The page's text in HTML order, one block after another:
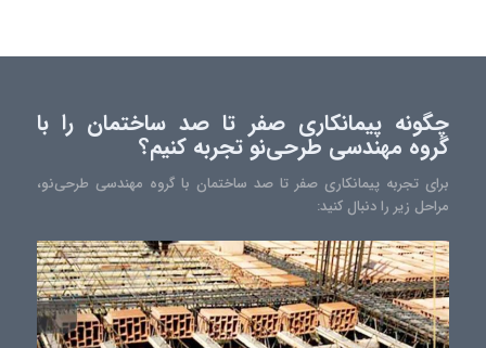
چگونه پیمانکاری صفر تا صد ساختمان را با
گروه مهندسی طرحی‌نو تجربه کنیم؟
برای تجربه پیمانکاری صفر تا صد ساختمان با گروه مهندسی طرحی‌نو،
مراحل زیر را دنبال کنید: